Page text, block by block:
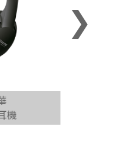
機
❯